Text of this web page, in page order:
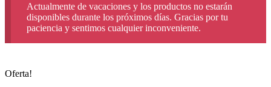
Actualmente de vacaciones y los productos no estarán
disponibles durante los próximos días. Gracias por tu
paciencia y sentimos cualquier inconveniente.
Oferta!